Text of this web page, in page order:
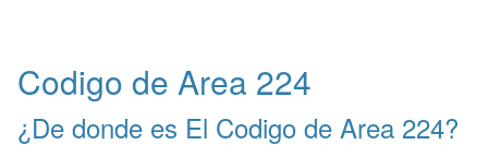
Codigo de Area 224
¿De donde es El Codigo de Area 224?